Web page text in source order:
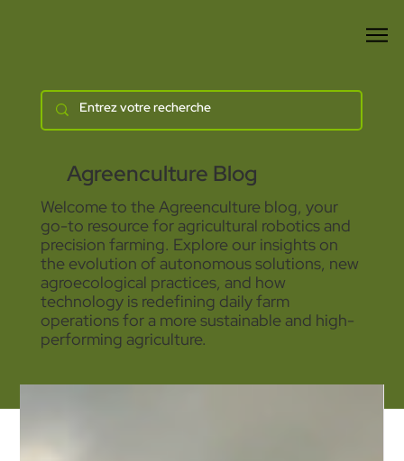
Agreenculture Blog
Welcome to the Agreenculture blog, your
go-to resource for agricultural robotics and
precision farming. Explore our insights on
the evolution of autonomous solutions, new
agroecological practices, and how
technology is redefining daily farm
operations for a more sustainable and high-
performing agriculture.